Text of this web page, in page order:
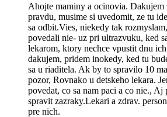
Ahojte maminy a ocinovia. Dakujem
pravdu, musime si uvedomit, ze tu
sa odbit.Vies, niekedy tak
povedali nie- uz pri ultrazvuku, ked
lekarom, ktory nechce vpustit dnu
dakujem, pridem inokedy, ked tu
sa u riaditela. Ak by to spravilo 10
pozor, Rovnako u detskeho lekara.
povedat, co sa nam paci a co nie.,
spravit zazraky.Lekari a zdrav.
pre nich.